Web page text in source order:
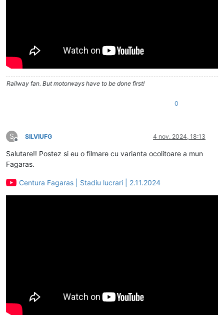
Railway fan. But motorways have to be done first!
0
S
Deconectat
SILVIUFG 4 nov. 2024, 18:13
Salutare!! Postez si eu o filmare cu varianta ocolitoare a mun
Fagaras.
Centura Fagaras | Stadiu lucrari | 2.11.2024